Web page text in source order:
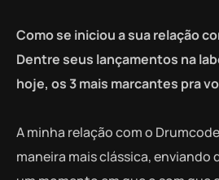
Como se iniciou a sua relação
Dentre seus lançamentos na
hoje, os 3 mais marcantes pra
A minha relação com o
maneira mais clássica, enviando